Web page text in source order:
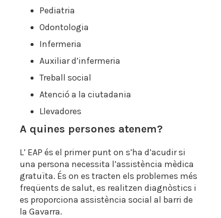
Pediatria
Odontologia
Infermeria
Auxiliar d’infermeria
Treball social
Atenció a la ciutadania
Llevadores
A quines persones atenem?
L’ EAP és el primer punt on s’ha d’acudir si
una persona necessita l’assistència mèdica
gratuïta. És on es tracten els problemes més
freqüents de salut, es realitzen diagnòstics i
es proporciona assistència social al barri de
la Gavarra.